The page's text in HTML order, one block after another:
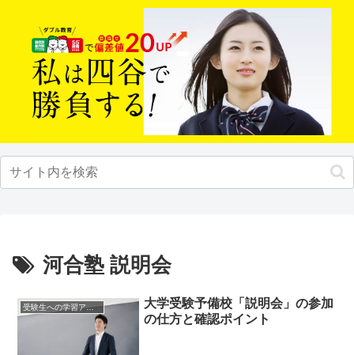
河合塾 説明会
受験生への学習アドバイス
大学受験予備校「説明会」の参加
の仕方と確認ポイント